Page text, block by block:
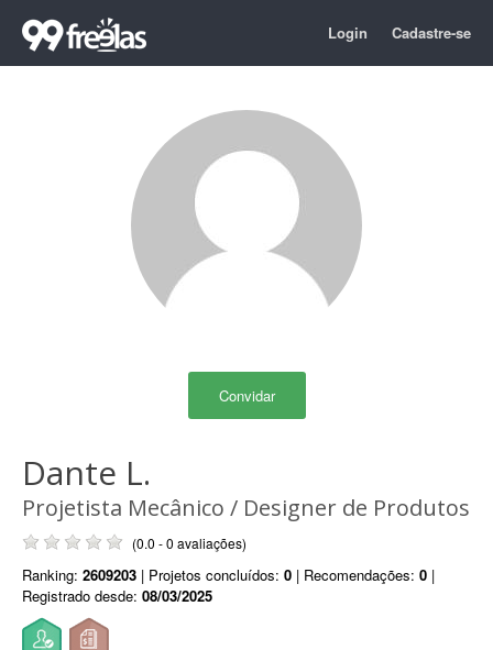
Login Cadastre-se
Convidar
Dante L.
Projetista Mecânico / Designer de Produtos
(0.0 - 0 avaliações)
Ranking: 2609203 | Projetos concluídos: 0 | Recomendações: 0 |
Registrado desde: 08/03/2025